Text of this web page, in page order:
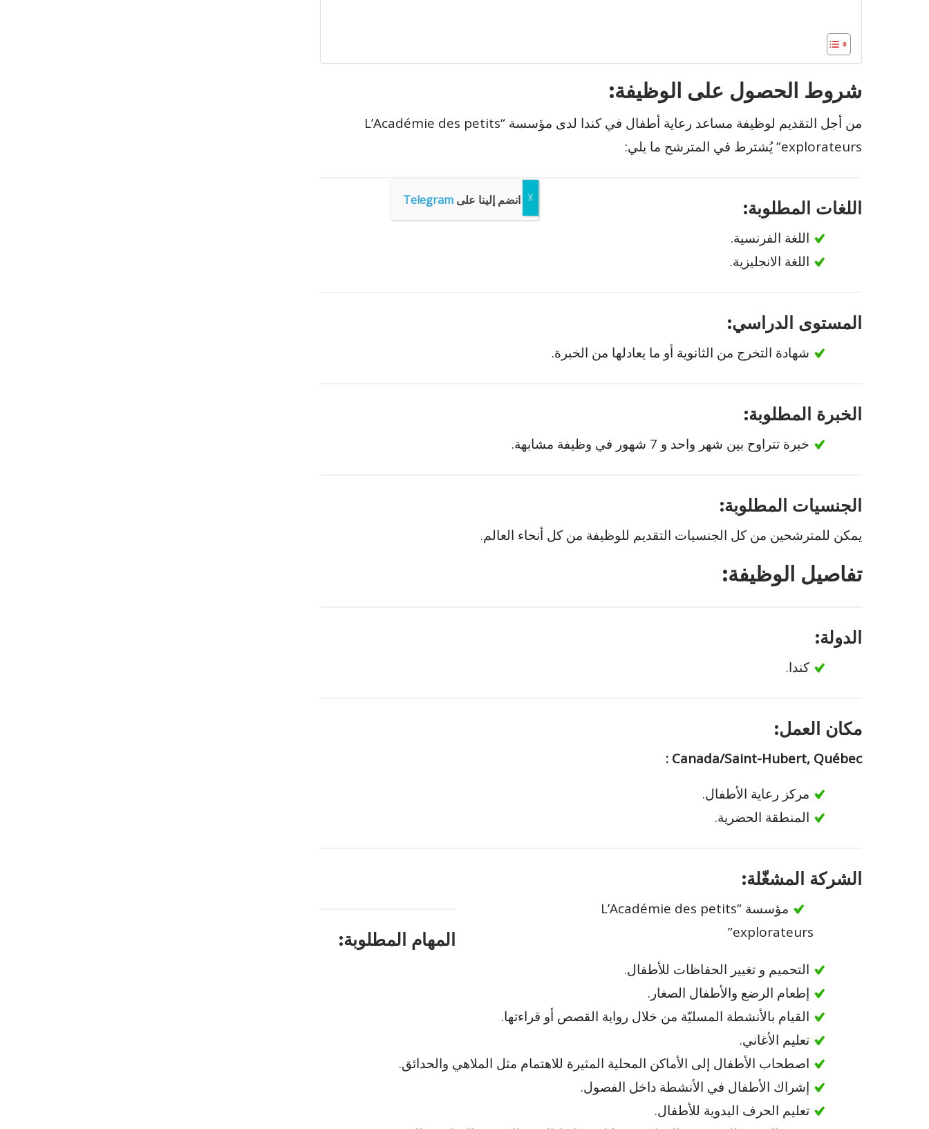
شروط الحصول على الوظيفة:
من أجل التقديم لوظيفة مساعد رعاية أطفال في كندا لدى مؤسسة “L’Académie des petits
explorateurs” يُشترط في المترشح ما يلي:
اللغات المطلوبة:
اللغة الفرنسية.
اللغة الانجليزية.
المستوى الدراسي:
شهادة التخرج من الثانوية أو ما يعادلها من الخبرة.
الخبرة المطلوبة:
خبرة تتراوح بين شهر واحد و 7 شهور في وظيفة مشابهة.
الجنسيات المطلوبة:
يمكن للمترشحين من كل الجنسيات التقديم للوظيفة من كل أنحاء العالم.
تفاصيل الوظيفة:
الدولة:
كندا.
مكان العمل:
Canada/Saint-Hubert, Québec :
مركز رعاية الأطفال.
المنطقة الحضرية.
الشركة المشغّلة:
مؤسسة “L’Académie des petits
explorateurs”
المهام المطلوبة:
التحميم و تغيير الحفاظات للأطفال.
إطعام الرضع والأطفال الصغار.
القيام بالأنشطة المسليّة من خلال رواية القصص أو قراءتها.
تعليم الأغاني.
اصطحاب الأطفال إلى الأماكن المحلية المثيرة للاهتمام مثل الملاهي والحدائق.
إشراك الأطفال في الأنشطة داخل الفصول.
تعليم الحرف اليدوية للأطفال.
انضم إلينا على Telegram